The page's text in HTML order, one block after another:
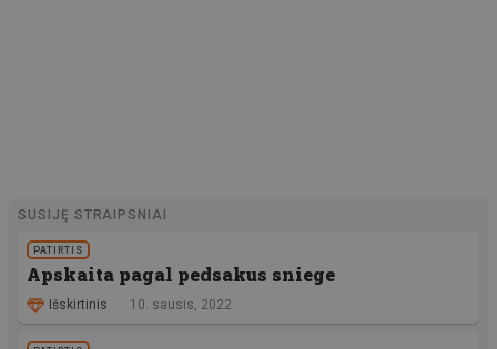
SUSIJĘ STRAIPSNIAI
PATIRTIS
Apskaita pagal pedsakus sniege
Išskirtinis 10. sausis, 2022